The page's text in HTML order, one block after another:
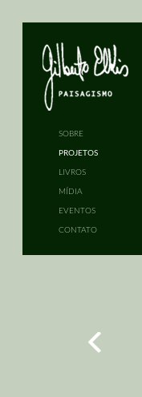
SOBRE
PROJETOS
LIVROS
MÍDIA
EVENTOS
CONTATO